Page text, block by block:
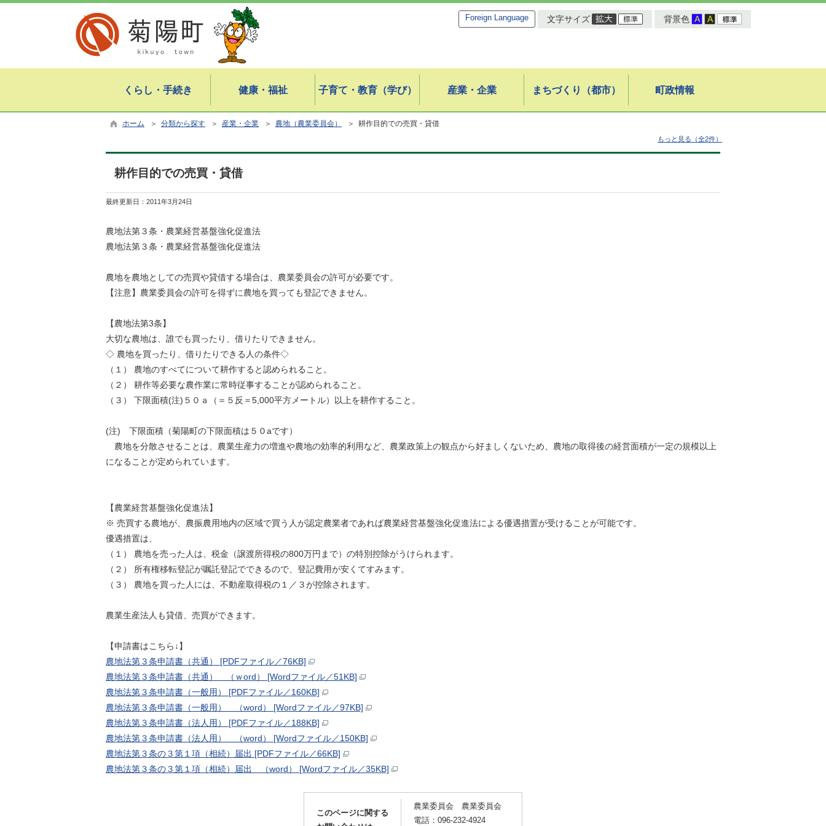
Foreign Language 文字サイズ 背景色
くらし・手続き 健康・福祉 子育て・教育（学び） 産業・企業 まちづくり（都市） 町政情報
ホーム ＞ 分類から探す ＞ 産業・企業 ＞ 農地（農業委員会） ＞ 耕作目的での売買・貸借
もっと見る（全2件）
耕作目的での売買・貸借
最終更新日： 2011年3月24日
農地法第３条・農業経営基盤強化促進法
農地法第３条・農業経営基盤強化促進法
農地を農地としての売買や貸借する場合は、農業委員会の許可が必要です。
【注意】農業委員会の許可を得ずに農地を買っても登記できません。
【農地法第3条】
大切な農地は、誰でも買ったり、借りたりできません。
◇ 農地を買ったり、借りたりできる人の条件◇
（１） 農地のすべてについて耕作すると認められること。
（２） 耕作等必要な農作業に常時従事することが認められること。
（３） 下限面積(注)５０ａ（＝５反＝5,000平方メートル）以上を耕作すること。
(注) 下限面積（菊陽町の下限面積は５０aです）
農地を分散させることは、農業生産力の増進や農地の効率的利用など、農業政策上の観点から好ましくないため、農地の取得後の経営面積が一定の規模以上
になることが定められています。
【農業経営基盤強化促進法】
※ 売買する農地が、農振農用地内の区域で買う人が認定農業者であれば農業経営基盤強化促進法による優遇措置が受けることが可能です。
優遇措置は、
（１） 農地を売った人は、税金（譲渡所得税の800万円まで）の特別控除がうけられます。
（２） 所有権移転登記が嘱託登記でできるので、登記費用が安くてすみます。
（３） 農地を買った人には、不動産取得税の１／３が控除されます。
農業生産法人も貸借、売買ができます。
【申請書はこちら↓】
農地法第３条申請書（共通） [PDFファイル／76KB]
農地法第３条申請書（共通） （ｗord） [Wordファイル／51KB]
農地法第３条申請書（一般用） [PDFファイル／160KB]
農地法第３条申請書（一般用） （word） [Wordファイル／97KB]
農地法第３条申請書（法人用） [PDFファイル／188KB]
農地法第３条申請書（法人用） （word） [Wordファイル／150KB]
農地法第３条の３第１項（相続）届出 [PDFファイル／66KB]
農地法第３条の３第１項（相続）届出 （word） [Wordファイル／35KB]
このページに関する
農業委員会 農業委員会
電話：096-232-4924